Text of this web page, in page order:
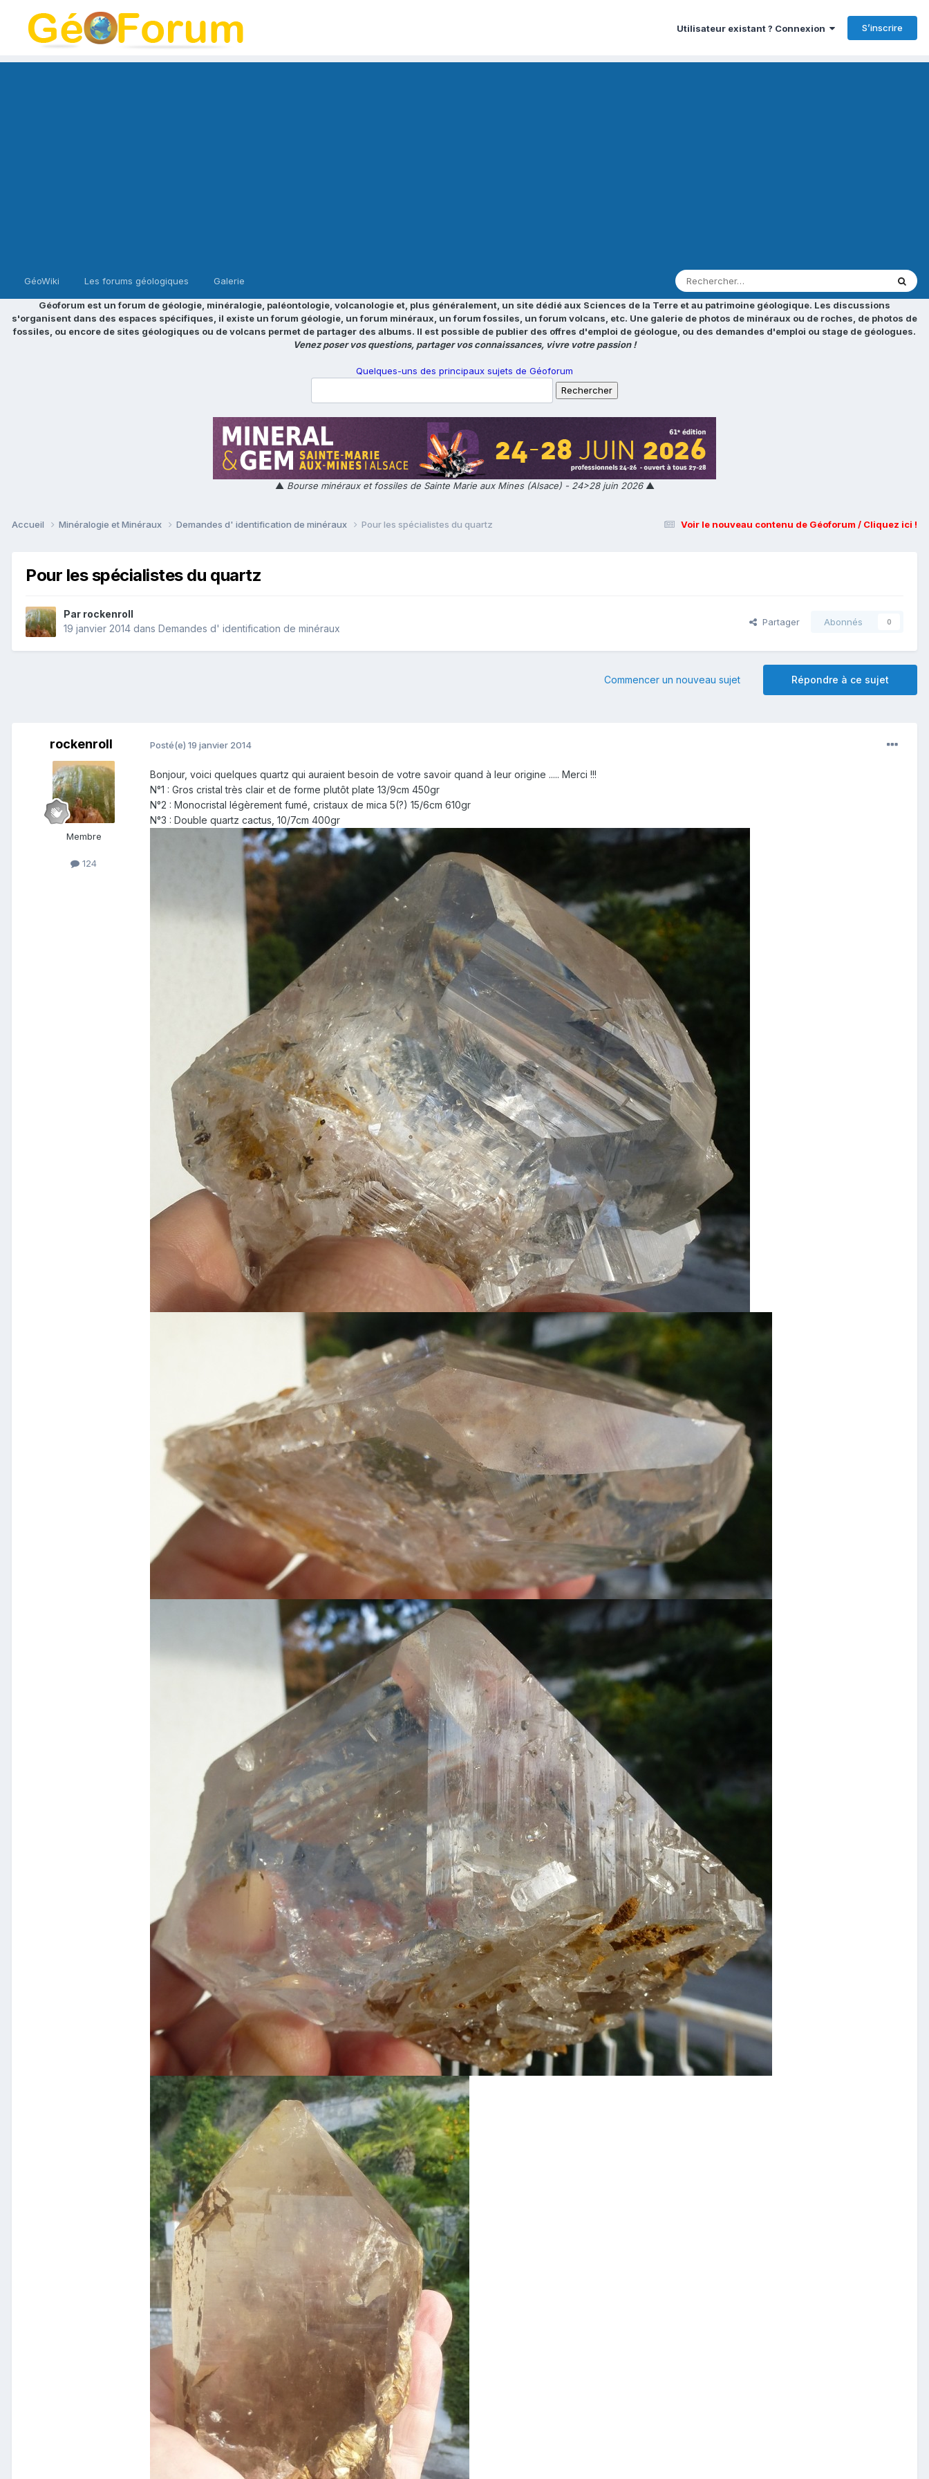
Utilisateur existant ? Connexion S’inscrire
GéoWiki Les forums géologiques Galerie
Géoforum est un forum de géologie, minéralogie, paléontologie, volcanologie et, plus généralement, un site dédié aux Sciences de la Terre et au patrimoine géologique. Les discussions
s'organisent dans des espaces spécifiques, il existe un forum géologie, un forum minéraux, un forum fossiles, un forum volcans, etc. Une galerie de photos de minéraux ou de roches, de photos de
fossiles, ou encore de sites géologiques ou de volcans permet de partager des albums. Il est possible de publier des offres d'emploi de géologue, ou des demandes d'emploi ou stage de géologues.
Venez poser vos questions, partager vos connaissances, vivre votre passion !
Quelques-uns des principaux sujets de Géoforum
▲ Bourse minéraux et fossiles de Sainte Marie aux Mines (Alsace) - 24>28 juin 2026▲
Voir le nouveau contenu de Géoforum / Cliquez ici !
Accueil Minéralogie et Minéraux Demandes d' identification de minéraux Pour les spécialistes du quartz
Pour les spécialistes du quartz
Par rockenroll
19 janvier 2014 dans Demandes d' identification de minéraux
Partager Abonnés 0
Répondre à ce sujet
Commencer un nouveau sujet
rockenroll
Membre
124
Posté(e) 19 janvier 2014
Bonjour, voici quelques quartz qui auraient besoin de votre savoir quand à leur origine ..... Merci !!!
N°1 : Gros cristal très clair et de forme plutôt plate 13/9cm 450gr
N°2 : Monocristal légèrement fumé, cristaux de mica 5(?) 15/6cm 610gr
N°3 : Double quartz cactus, 10/7cm 400gr